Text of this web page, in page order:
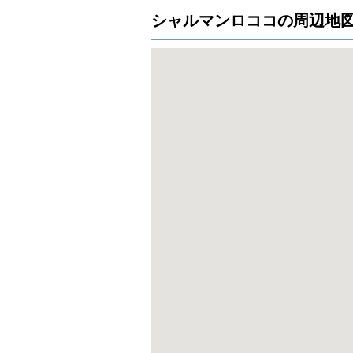
シャルマンロココの周辺地